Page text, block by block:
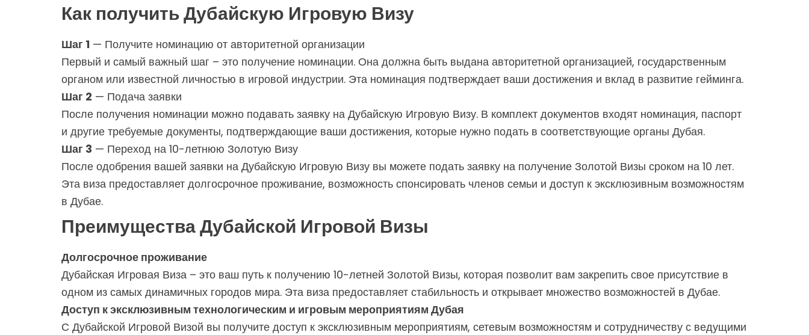
Как получить Дубайскую Игровую Визу
Шаг 1 — Получите номинацию от авторитетной организации
Первый и самый важный шаг – это получение номинации. Она должна быть выдана авторитетной организацией, государственным
органом или известной личностью в игровой индустрии. Эта номинация подтверждает ваши достижения и вклад в развитие гейминга.
Шаг 2 — Подача заявки
После получения номинации можно подавать заявку на Дубайскую Игровую Визу. В комплект документов входят номинация, паспорт
и другие требуемые документы, подтверждающие ваши достижения, которые нужно подать в соответствующие органы Дубая.
Шаг 3 — Переход на 10-летнюю Золотую Визу
После одобрения вашей заявки на Дубайскую Игровую Визу вы можете подать заявку на получение Золотой Визы сроком на 10 лет.
Эта виза предоставляет долгосрочное проживание, возможность спонсировать членов семьи и доступ к эксклюзивным возможностям
в Дубае.
Преимущества Дубайской Игровой Визы
Долгосрочное проживание
Дубайская Игровая Виза – это ваш путь к получению 10-летней Золотой Визы, которая позволит вам закрепить свое присутствие в
одном из самых динамичных городов мира. Эта виза предоставляет стабильность и открывает множество возможностей в Дубае.
Доступ к эксклюзивным технологическим и игровым мероприятиям Дубая
С Дубайской Игровой Визой вы получите доступ к эксклюзивным мероприятиям, сетевым возможностям и сотрудничеству с ведущими